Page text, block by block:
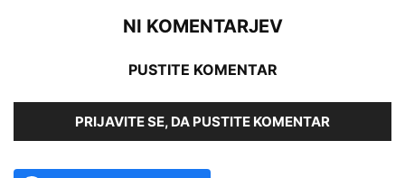
NI KOMENTARJEV
PUSTITE KOMENTAR
PRIJAVITE SE, DA PUSTITE KOMENTAR